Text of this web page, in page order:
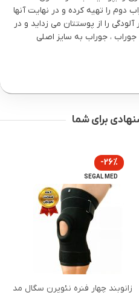
دوم را تهیه کرده و در نهایت آنها
را از پوستتان می زداید و در
، جوراب به سایز اصلی
برای شما
-26%
SEGAL MED
چهار فنره نئوپرن سگال مد